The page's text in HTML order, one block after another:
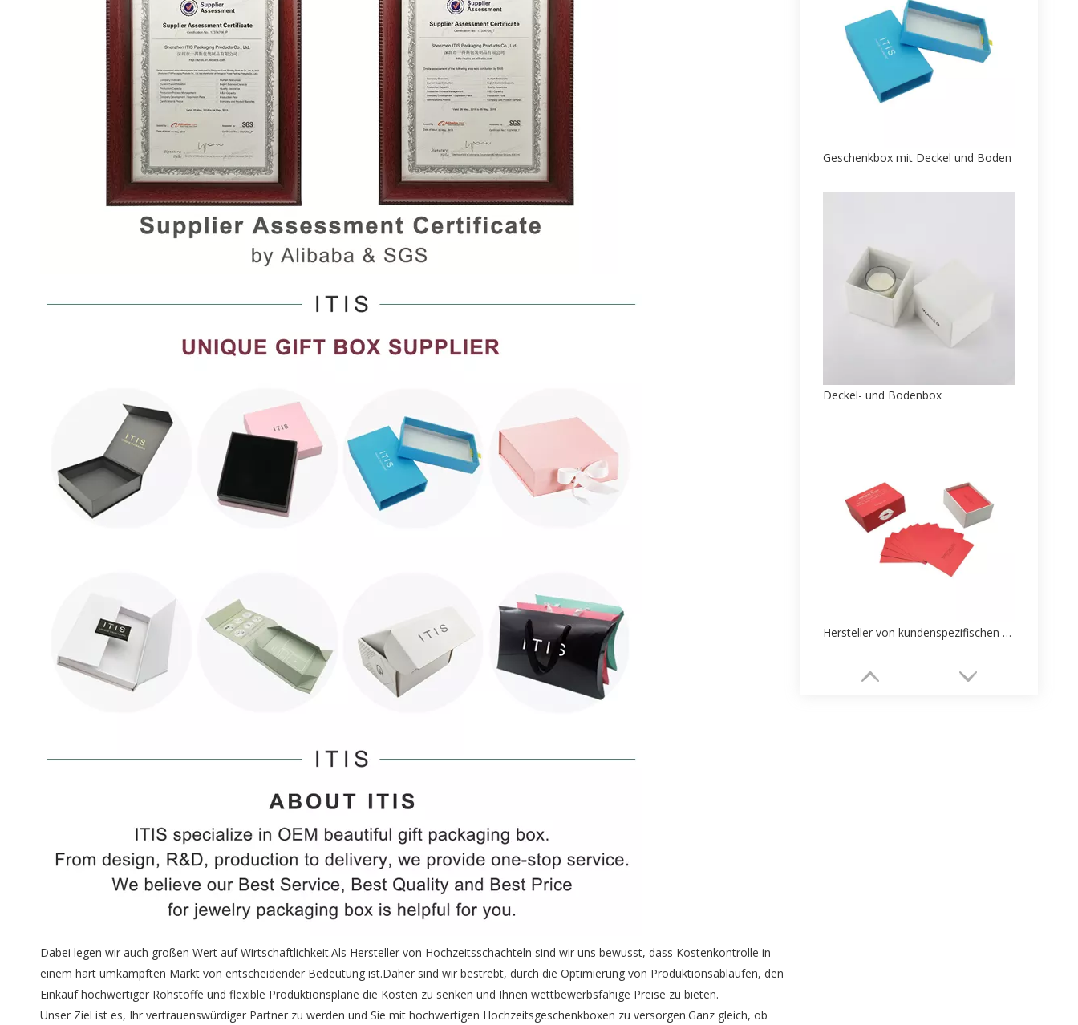
Dabei legen wir auch großen Wert auf Wirtschaftlichkeit.Als Hersteller von Hochzeitsschachteln sind wir uns bewusst, dass Kostenkontrolle in
einem hart umkämpften Markt von entscheidender Bedeutung ist.Daher sind wir bestrebt, durch die Optimierung von Produktionsabläufen, den
Einkauf hochwertiger Rohstoffe und flexible Produktionspläne die Kosten zu senken und Ihnen wettbewerbsfähige Preise zu bieten.
Unser Ziel ist es, Ihr vertrauenswürdiger Partner zu werden und Sie mit hochwertigen Hochzeitsgeschenkboxen zu versorgen.Ganz gleich, ob
Geschenkbox mit Deckel und Boden
Deckel- und Bodenbox
Hersteller von kundenspezifischen Druckpapierkarten